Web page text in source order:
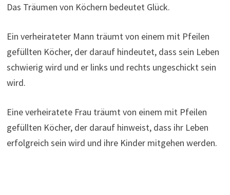
Das Träumen von Köchern bedeutet Glück.
Ein verheirateter Mann träumt von einem mit Pfeilen
gefüllten Köcher, der darauf hindeutet, dass sein Leben
schwierig wird und er links und rechts ungeschickt sein
wird.
Eine verheiratete Frau träumt von einem mit Pfeilen
gefüllten Köcher, der darauf hinweist, dass ihr Leben
erfolgreich sein wird und ihre Kinder mitgehen werden.